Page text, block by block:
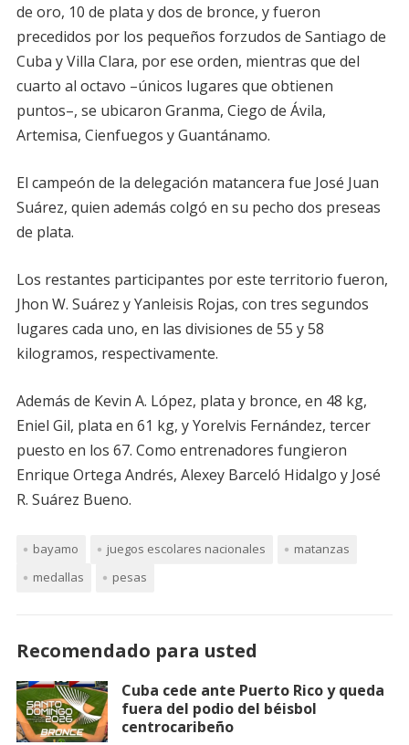
de oro, 10 de plata y dos de bronce, y fueron
precedidos por los pequeños forzudos de Santiago de
Cuba y Villa Clara, por ese orden, mientras que del
cuarto al octavo –únicos lugares que obtienen
puntos–, se ubicaron Granma, Ciego de Ávila,
Artemisa, Cienfuegos y Guantánamo.
El campeón de la delegación matancera fue José Juan
Suárez, quien además colgó en su pecho dos preseas
de plata.
Los restantes participantes por este territorio fueron,
Jhon W. Suárez y Yanleisis Rojas, con tres segundos
lugares cada uno, en las divisiones de 55 y 58
kilogramos, respectivamente.
Además de Kevin A. López, plata y bronce, en 48 kg,
Eniel Gil, plata en 61 kg, y Yorelvis Fernández, tercer
puesto en los 67. Como entrenadores fungieron
Enrique Ortega Andrés, Alexey Barceló Hidalgo y José
R. Suárez Bueno.
bayamo juegos escolares nacionales
matanzas
medallas
pesas
Recomendado para usted
Cuba cede ante Puerto Rico y queda
fuera del podio del béisbol
centrocaribeño